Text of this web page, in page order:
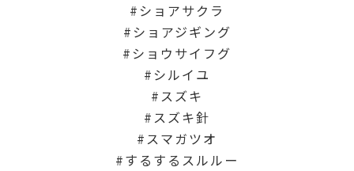
ショアサクラ
ショアジギング
ショウサイフグ
シルイユ
スズキ
スズキ針
スマガツオ
するするスルルー